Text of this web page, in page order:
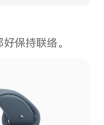
保持联络。